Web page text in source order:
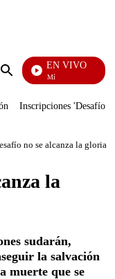
Enviar
EN VIVO
Se Dice De Mí
Inscripciones 'Desafío'
no se alcanza la gloria
la
sudarán,
la salvación
muerte que se